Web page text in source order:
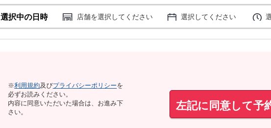
選択中の日時 店舗を選択してください 選択してください
※利用規約及びプライバシーポリシーを
必ずお読みください。
内容に同意いただいた場合は、お進み下
さい。
左記に同意して予